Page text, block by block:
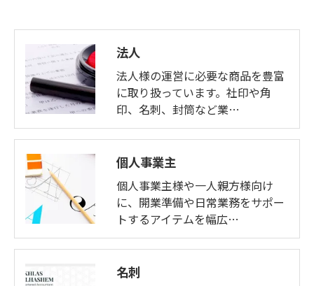
法人
法人様の運営に必要な商品を豊富
に取り扱っています。社印や角
印、名刺、封筒など業…
個人事業主
個人事業主様や一人親方様向け
に、開業準備や日常業務をサポー
トするアイテムを幅広…
名刺